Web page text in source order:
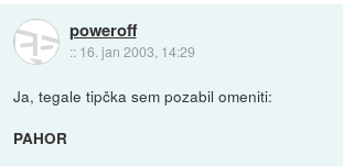
poweroff
:: 16. jan 2003, 14:29
Ja, tegale tipčka sem pozabil omeniti:
PAHOR